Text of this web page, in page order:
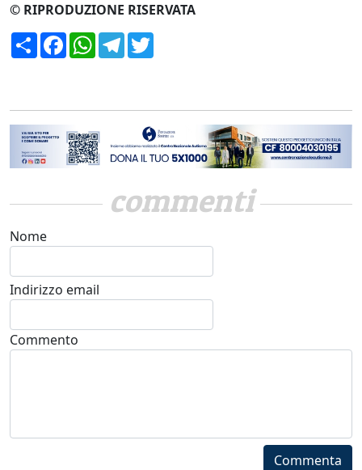
© RIPRODUZIONE RISERVATA
CondividiFacebookWhatsApp
Telegram
commenti
Nome
Indirizzo email
Commento
Commenta